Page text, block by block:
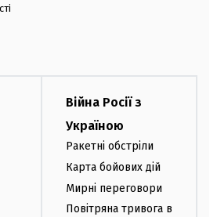
Війна Росії з
Україною
Ракетні обстріли
Карта бойових дій
Мирні переговори
Повітряна тривога в